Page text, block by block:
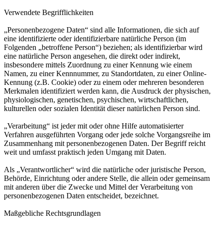
Verwendete Begrifflichkeiten
„Personenbezogene Daten“ sind alle Informationen, die sich auf
eine identifizierte oder identifizierbare natürliche Person (im
Folgenden „betroffene Person“) beziehen; als identifizierbar wird
eine natürliche Person angesehen, die direkt oder indirekt,
insbesondere mittels Zuordnung zu einer Kennung wie einem
Namen, zu einer Kennnummer, zu Standortdaten, zu einer Online-
Kennung (z.B. Cookie) oder zu einem oder mehreren besonderen
Merkmalen identifiziert werden kann, die Ausdruck der physischen,
physiologischen, genetischen, psychischen, wirtschaftlichen,
kulturellen oder sozialen Identität dieser natürlichen Person sind.
„Verarbeitung“ ist jeder mit oder ohne Hilfe automatisierter
Verfahren ausgeführten Vorgang oder jede solche Vorgangsreihe im
Zusammenhang mit personenbezogenen Daten. Der Begriff reicht
weit und umfasst praktisch jeden Umgang mit Daten.
Als „Verantwortlicher“ wird die natürliche oder juristische Person,
Behörde, Einrichtung oder andere Stelle, die allein oder gemeinsam
mit anderen über die Zwecke und Mittel der Verarbeitung von
personenbezogenen Daten entscheidet, bezeichnet.
Maßgebliche Rechtsgrundlagen